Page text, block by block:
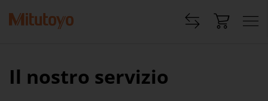
Il nostro servizio